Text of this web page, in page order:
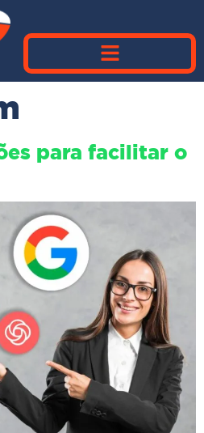
para facilitar o